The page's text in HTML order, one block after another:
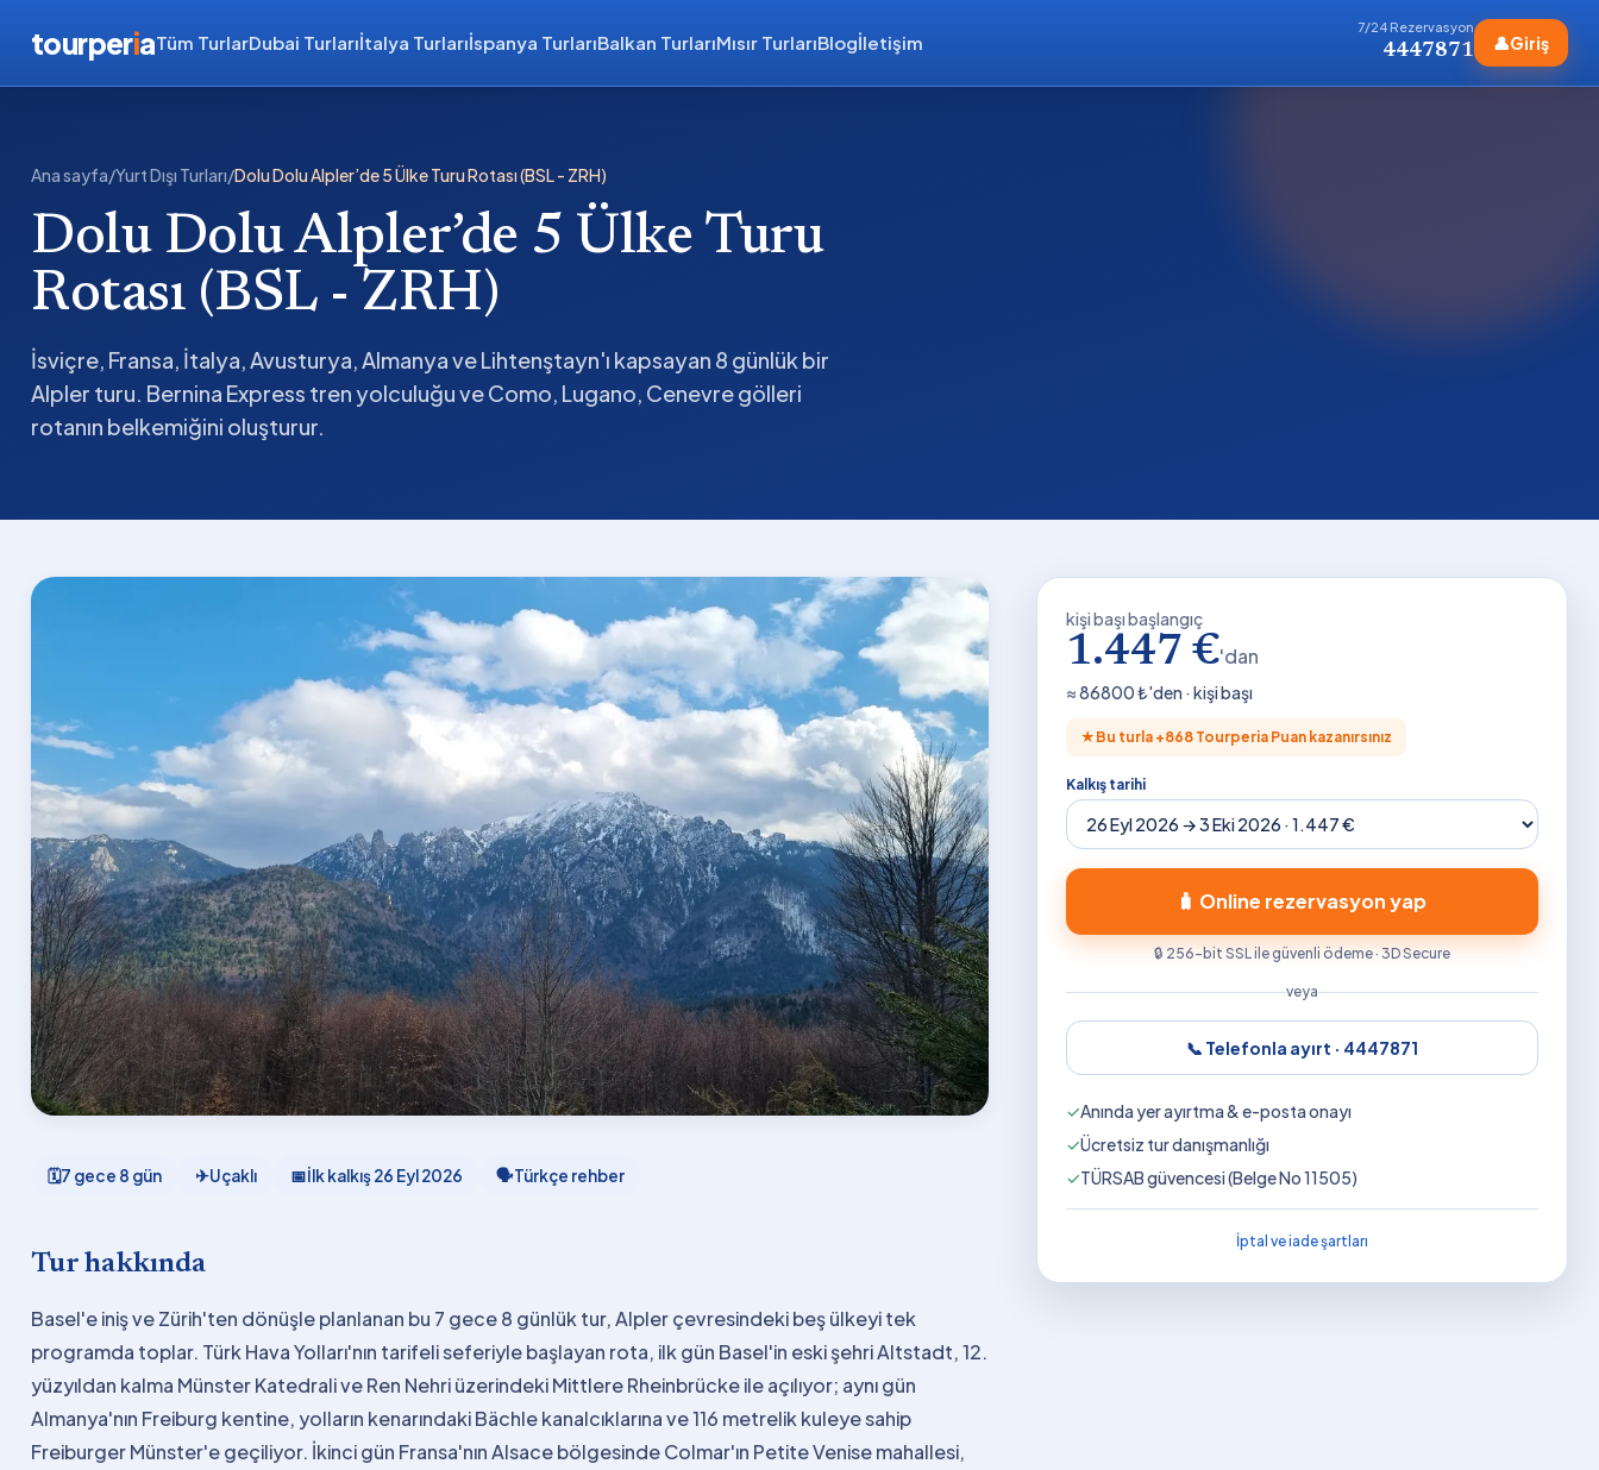
tourperiaTüm TurlarDubai Turlarıİtalya Turlarıİspanya TurlarıBalkan TurlarıMısır TurlarıBlogİletişim
7/24 Rezervasyon
4447871 👤Giriş
Ana sayfa/Yurt Dışı Turları/Dolu Dolu Alpler’de 5 Ülke Turu Rotası (BSL - ZRH)
Dolu Dolu Alpler’de 5 Ülke Turu
Rotası (BSL - ZRH)
İsviçre, Fransa, İtalya, Avusturya, Almanya ve Lihtenştayn'ı kapsayan 8 günlük bir
Alpler turu. Bernina Express tren yolculuğu ve Como, Lugano, Cenevre gölleri
rotanın belkemiğini oluşturur.
🗓7 gece 8 gün ✈Uçaklı 📅İlk kalkış26 Eyl 2026 🗣Türkçe rehber
Tur hakkında
Basel'e iniş ve Zürih'ten dönüşle planlanan bu 7 gece 8 günlük tur, Alpler çevresindeki beş ülkeyi tek
programda toplar. Türk Hava Yolları'nın tarifeli seferiyle başlayan rota, ilk gün Basel'in eski şehri Altstadt, 12.
yüzyıldan kalma Münster Katedrali ve Ren Nehri üzerindeki Mittlere Rheinbrücke ile açılıyor; aynı gün
Almanya'nın Freiburg kentine, yolların kenarındaki Bächle kanalcıklarına ve 116 metrelik kuleye sahip
Freiburger Münster'e geçiliyor. İkinci gün Fransa'nın Alsace bölgesinde Colmar'ın Petite Venise mahallesi,
kişi başı başlangıç
1.447 €'dan
≈86800₺'den · kişi başı
★ Bu turla +868Tourperia Puan kazanırsınız
Kalkış tarihi
🧳 Online rezervasyon yap
🔒 256-bit SSL ile güvenli ödeme · 3D Secure
veya
📞 Telefonla ayırt · 4447871
✓Anında yer ayırtma & e-posta onayı
✓Ücretsiz tur danışmanlığı
✓TÜRSAB güvencesi (Belge No 11505)
İptal ve iade şartları